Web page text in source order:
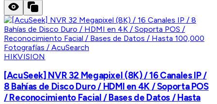
HIKVISION
[AcuSeek] NVR 32 Megapixel (8K) / 16 Canales IP /
8 Bahías de Disco Duro / HDMI en 4K / Soporta POS
/ Reconocimiento Facial / Bases de Datos / Hasta